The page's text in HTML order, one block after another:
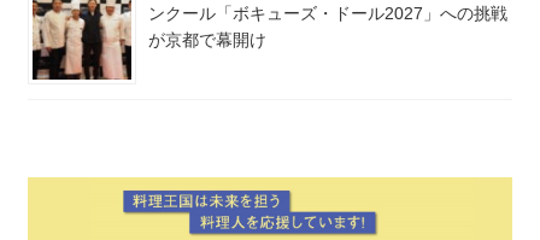
ンクール「ボキューズ・ドール2027」への挑戦
が京都で幕開け